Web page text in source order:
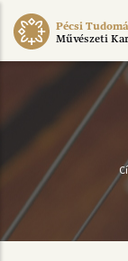
Ugrás
Pécsi
Művészeti Kar